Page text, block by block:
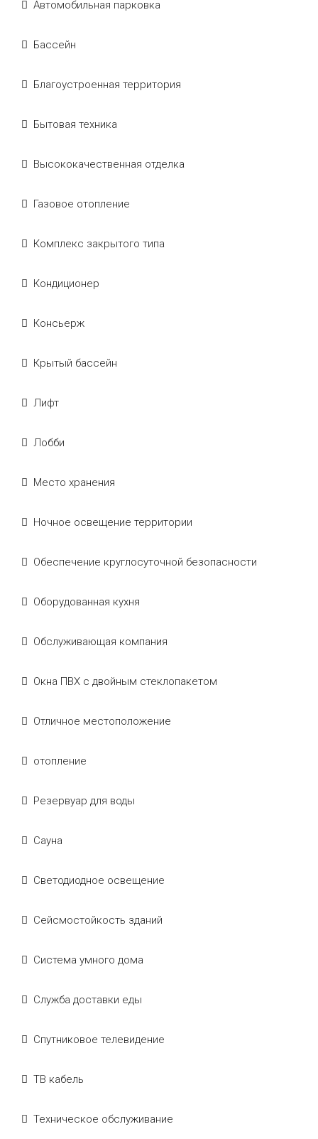
Автомобильная парковка
Бассейн
Благоустроенная территория
Бытовая техника
Высококачественная отделка
Газовое отопление
Комплекс закрытого типа
Кондиционер
Консьерж
Крытый бассейн
Лифт
Лобби
Место хранения
Ночное освещение территории
Обеспечение круглосуточной безопасности
Оборудованная кухня
Обслуживающая компания
Окна ПВХ с двойным стеклопакетом
Отличное местоположение
отопление
Резервуар для воды
Сауна
Светодиодное освещение
Сейсмостойкость зданий
Система умного дома
Служба доставки еды
Спутниковое телевидение
ТВ кабель
Техническое обслуживание